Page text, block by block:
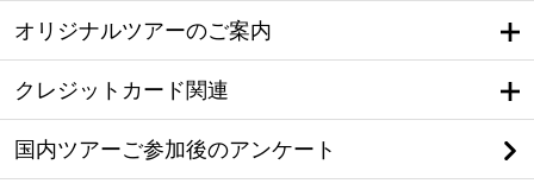
オリジナルツアーのご案内
クレジットカード関連
国内ツアーご参加後のアンケート